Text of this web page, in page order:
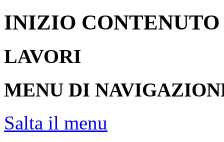
INIZIO CONTENUTO
LAVORI
MENU DI
Salta il menu